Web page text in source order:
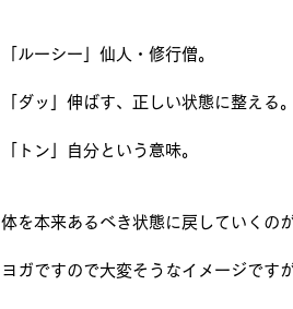
「ルーシー」仙人・修行僧。
「ダッ」伸ばす、正しい状態に整える。
「トン」自分という意味。
体を本来あるべき状態に戻していくの
ヨガですので大変そうなイメージです